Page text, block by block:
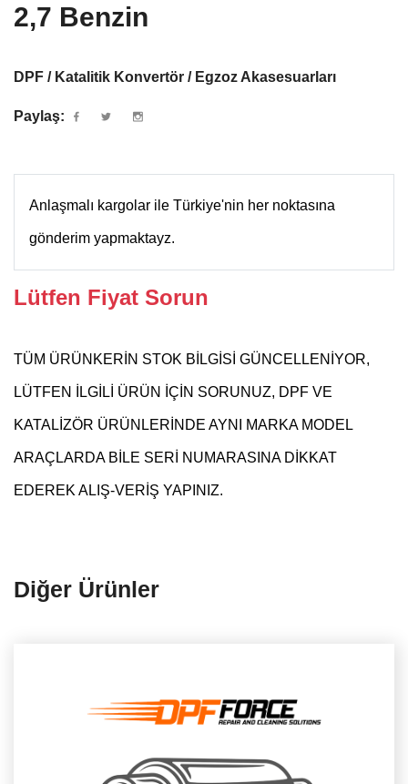
2,7 Benzin
DPF / Katalitik Konvertör / Egzoz Akasesuarları
Paylaş:
Anlaşmalı kargolar ile Türkiye'nin her noktasına
gönderim yapmaktayz.
Lütfen Fiyat Sorun
TÜM ÜRÜNKERİN STOK BİLGİSİ GÜNCELLENİYOR,
LÜTFEN İLGİLİ ÜRÜN İÇİN SORUNUZ, DPF VE
KATALİZÖR ÜRÜNLERİNDE AYNI MARKA MODEL
ARAÇLARDA BİLE SERİ NUMARASINA DİKKAT
EDEREK ALIŞ-VERİŞ YAPINIZ.
Diğer Ürünler